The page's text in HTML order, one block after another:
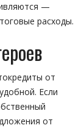
—
расходы.
от
Если
от